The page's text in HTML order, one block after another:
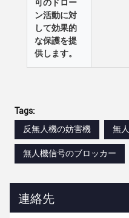
可のドロー
ン活動に対
して効果的
な保護を提
供します。
Tags:
反無人機の妨害機
無
無人機信号のブロッカー
連絡先